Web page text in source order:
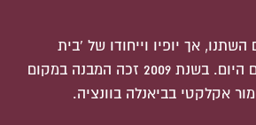
השתנו, אך יופיו וייחודו של 'בית
אבושדיד' בולטים גם היום. בשנת 2009 זכה המבנה במקום
אקלקטי בביאנלה בוונציה.